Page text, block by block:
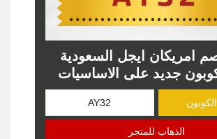
امريكان ايجل السعودية
الذهاب للمتجر